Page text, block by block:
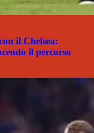
il Chelsea:
il percorso